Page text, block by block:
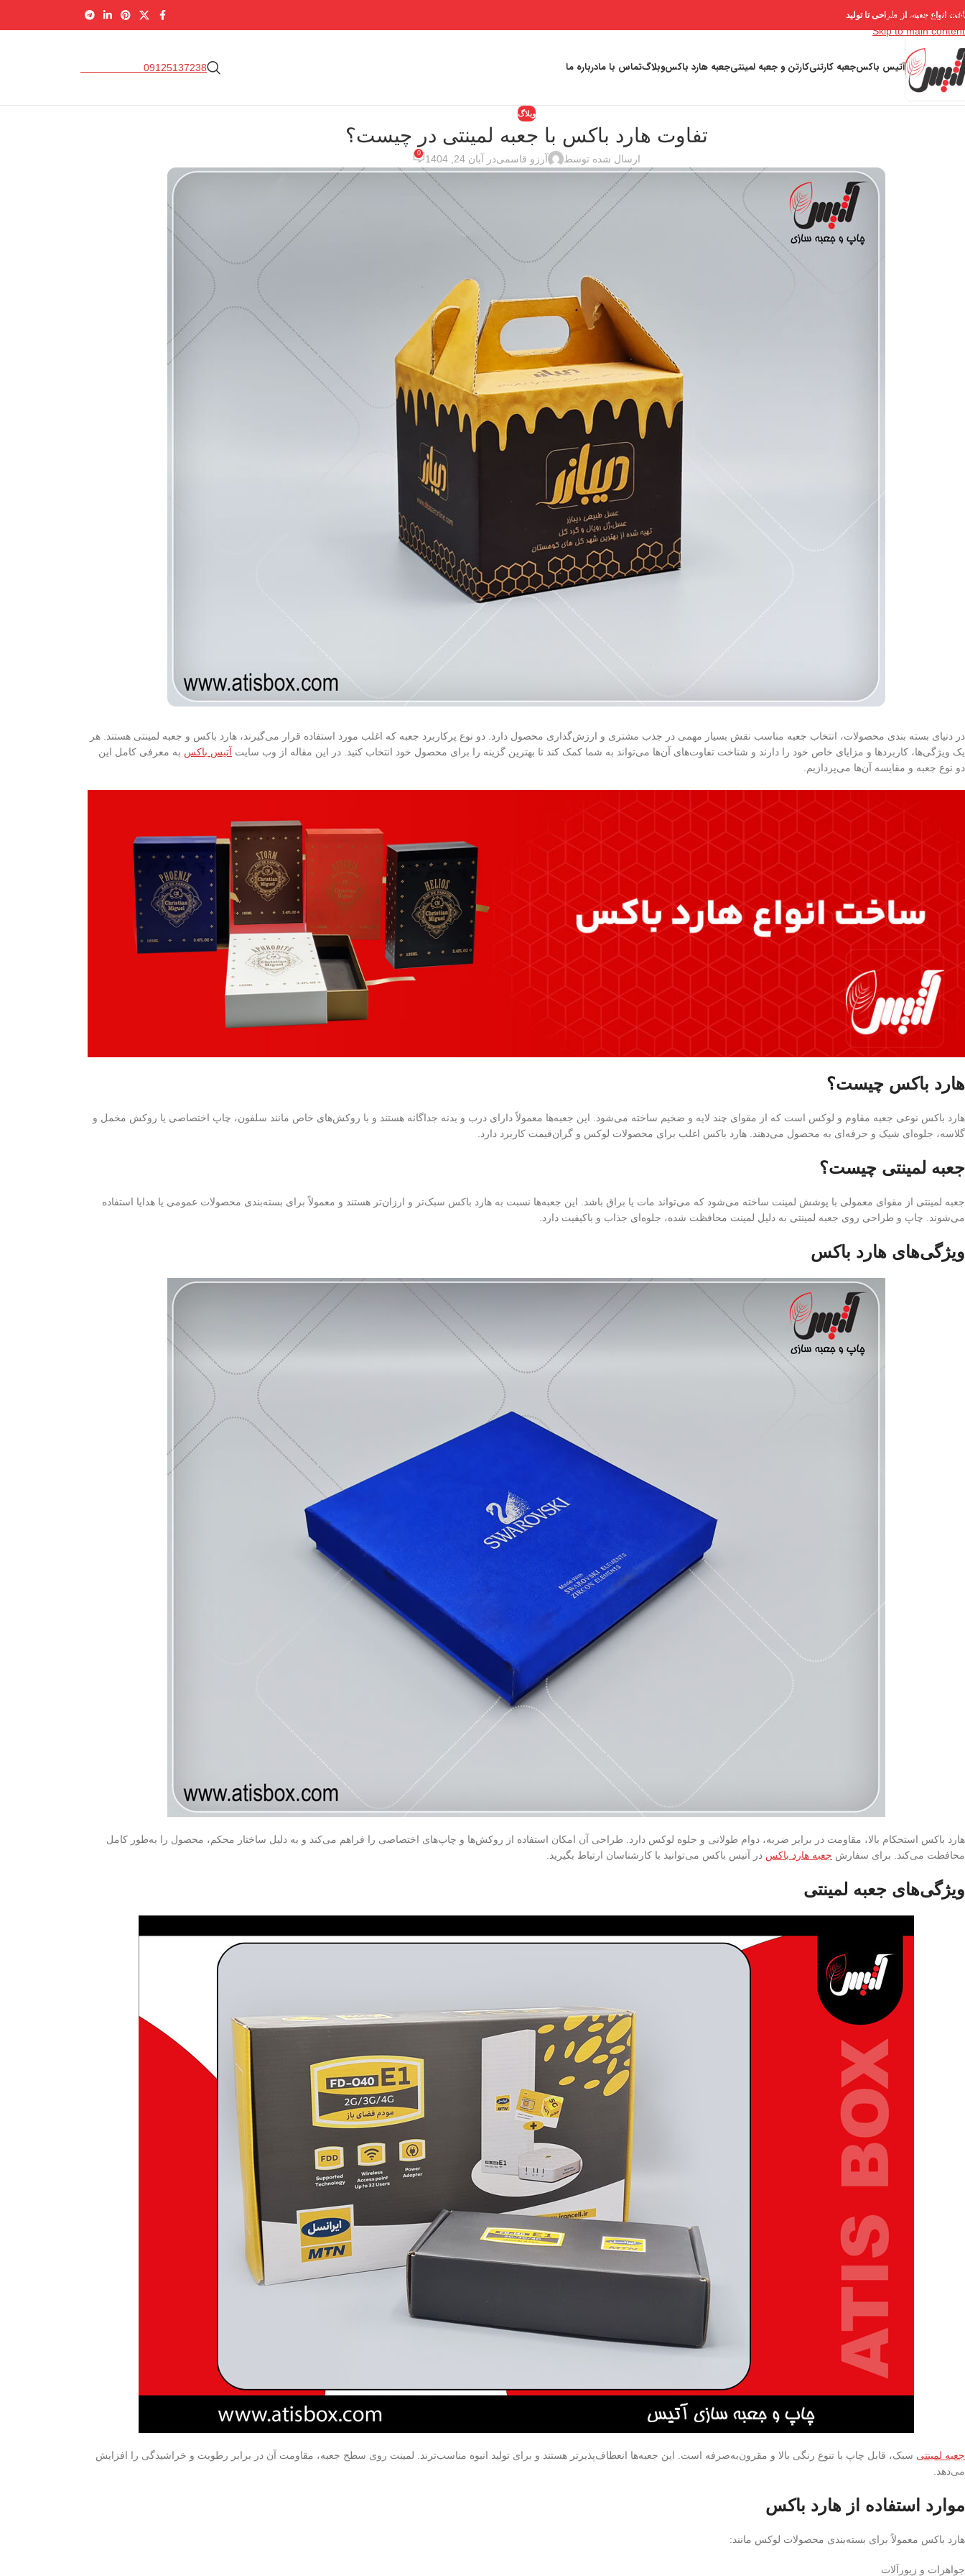
Skip to navigation
Skip to main content
انواع جعبه، از طراحی تا تولید
آتیس باکسجعبه کارتنیکارتن و جعبه لمینتیجعبه هارد باکسوبلاگتماس با مادرباره ما 09125137238
وبلاگ
تفاوت هارد باکس با جعبه لمینتی در چیست؟
ارسال شده توسط آرزو قاسمیدر آبان 24, 1404 0
در دنیای بسته‌ بندی محصولات، انتخاب جعبه مناسب نقش بسیار مهمی در جذب مشتری و ارزش‌گذاری محصول دارد. دو نوع پرکاربرد جعبه که اغلب مورد استفاده قرار می‌گیرند، هارد باکس و جعبه لمینتی هستند. هر
یک ویژگی‌ها، کاربردها و مزایای خاص خود را دارند و شناخت تفاوت‌های آن‌ها می‌تواند به شما کمک کند تا بهترین گزینه را برای محصول خود انتخاب کنید. در این مقاله از وب سایت آتیس باکس به معرفی کامل این
دو نوع جعبه و مقایسه آن‌ها می‌پردازیم.
هارد باکس چیست؟
هارد باکس نوعی جعبه مقاوم و لوکس است که از مقوای چند لایه و ضخیم ساخته می‌شود. این جعبه‌ها معمولاً دارای درب و بدنه جداگانه هستند و با روکش‌های خاص مانند سلفون، چاپ اختصاصی یا روکش مخمل و
گلاسه، جلوه‌ای شیک و حرفه‌ای به محصول می‌دهند. هارد باکس اغلب برای محصولات لوکس و گران‌قیمت کاربرد دارد.
جعبه لمینتی چیست؟
جعبه لمینتی از مقوای معمولی با پوشش لمینت ساخته می‌شود که می‌تواند مات یا براق باشد. این جعبه‌ها نسبت به هارد باکس سبک‌تر و ارزان‌تر هستند و معمولاً برای بسته‌بندی محصولات عمومی یا هدایا استفاده
می‌شوند. چاپ و طراحی روی جعبه لمینتی به دلیل لمینت محافظت شده، جلوه‌ای جذاب و باکیفیت دارد.
ویژگی‌های هارد باکس
هارد باکس استحکام بالا، مقاومت در برابر ضربه، دوام طولانی و جلوه لوکس دارد. طراحی آن امکان استفاده از روکش‌ها و چاپ‌های اختصاصی را فراهم می‌کند و به دلیل ساختار محکم، محصول را به‌طور کامل
محافظت می‌کند. برای سفارش جعبه هارد باکس در آتیس باکس می‌توانید با کارشناسان ارتباط بگیرید.
ویژگی‌های جعبه لمینتی
جعبه لمینتی سبک، قابل چاپ با تنوع رنگی بالا و مقرون‌به‌صرفه است. این جعبه‌ها انعطاف‌پذیرتر هستند و برای تولید انبوه مناسب‌ترند. لمینت روی سطح جعبه، مقاومت آن در برابر رطوبت و خراشیدگی را افزایش
می‌دهد.
موارد استفاده از هارد باکس
هارد باکس معمولاً برای بسته‌بندی محصولات لوکس مانند:
جواهرات و زیورآلات